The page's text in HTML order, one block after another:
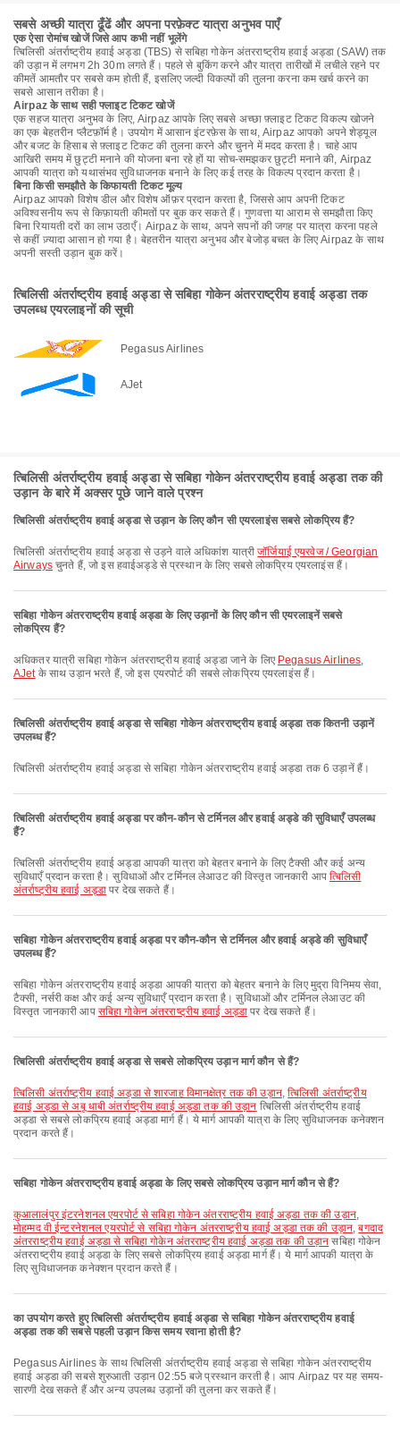
सबसे अच्छी यात्रा ढूँढें और अपना परफ़ेक्ट यात्रा अनुभव पाएँ
एक ऐसा रोमांच खोजें जिसे आप कभी नहीं भूलेंगे
त्बिलिसी अंतर्राष्ट्रीय हवाई अड्डा (TBS) से सबिहा गोकेन अंतरराष्ट्रीय हवाई अड्डा (SAW) तक
की उड़ान में लगभग 2h 30m लगते हैं। पहले से बुकिंग करने और यात्रा तारीखों में लचीले रहने पर
कीमतें आमतौर पर सबसे कम होती हैं, इसलिए जल्दी विकल्पों की तुलना करना कम खर्च करने का
सबसे आसान तरीका है।
Airpaz के साथ सही फ्लाइट टिकट खोजें
एक सहज यात्रा अनुभव के लिए, Airpaz आपके लिए सबसे अच्छा फ़्लाइट टिकट विकल्प खोजने
का एक बेहतरीन प्लैटफ़ॉर्म है। उपयोग में आसान इंटरफ़ेस के साथ, Airpaz आपको अपने शेड्यूल
और बजट के हिसाब से फ़्लाइट टिकट की तुलना करने और चुनने में मदद करता है। चाहे आप
आखिरी समय में छुट्टी मनाने की योजना बना रहे हों या सोच-समझकर छुट्टी मनाने की, Airpaz
आपकी यात्रा को यथासंभव सुविधाजनक बनाने के लिए कई तरह के विकल्प प्रदान करता है।
बिना किसी समझौते के किफायती टिकट मूल्य
Airpaz आपको विशेष डील और विशेष ऑफ़र प्रदान करता है, जिससे आप अपनी टिकट
अविश्वसनीय रूप से किफ़ायती कीमतों पर बुक कर सकते हैं। गुणवत्ता या आराम से समझौता किए
बिना रियायती दरों का लाभ उठाएँ। Airpaz के साथ, अपने सपनों की जगह पर यात्रा करना पहले
से कहीं ज़्यादा आसान हो गया है। बेहतरीन यात्रा अनुभव और बेजोड़ बचत के लिए Airpaz के साथ
अपनी सस्ती उड़ान बुक करें।
त्बिलिसी अंतर्राष्ट्रीय हवाई अड्डा से सबिहा गोकेन अंतरराष्ट्रीय हवाई अड्डा तक
उपलब्ध एयरलाइनों की सूची
Pegasus Airlines
AJet
त्बिलिसी अंतर्राष्ट्रीय हवाई अड्डा से सबिहा गोकेन अंतरराष्ट्रीय हवाई अड्डा तक की
उड़ान के बारे में अक्सर पूछे जाने वाले प्रश्न
त्बिलिसी अंतर्राष्ट्रीय हवाई अड्डा से उड़ान के लिए कौन सी एयरलाइंस सबसे लोकप्रिय हैं?
त्बिलिसी अंतर्राष्ट्रीय हवाई अड्डा से उड़ने वाले अधिकांश यात्रीजॉर्जियाई एयरवेज / Georgian
Airwaysचुनते हैं, जो इस हवाईअड्डे से प्रस्थान के लिए सबसे लोकप्रिय एयरलाइंस हैं।
सबिहा गोकेन अंतरराष्ट्रीय हवाई अड्डा के लिए उड़ानों के लिए कौन सी एयरलाइनें सबसे
लोकप्रिय हैं?
अधिकतर यात्री सबिहा गोकेन अंतरराष्ट्रीय हवाई अड्डा जाने के लिए Pegasus Airlines,
AJetके साथ उड़ान भरते हैं, जो इस एयरपोर्ट की सबसे लोकप्रिय एयरलाइंस हैं।
त्बिलिसी अंतर्राष्ट्रीय हवाई अड्डा से सबिहा गोकेन अंतरराष्ट्रीय हवाई अड्डा तक कितनी उड़ानें
उपलब्ध हैं?
त्बिलिसी अंतर्राष्ट्रीय हवाई अड्डा से सबिहा गोकेन अंतरराष्ट्रीय हवाई अड्डा तक 6 उड़ानें हैं।
त्बिलिसी अंतर्राष्ट्रीय हवाई अड्डा पर कौन-कौन से टर्मिनल और हवाई अड्डे की सुविधाएँ उपलब्ध
हैं?
त्बिलिसी अंतर्राष्ट्रीय हवाई अड्डा आपकी यात्रा को बेहतर बनाने के लिए टैक्सी और कई अन्य
सुविधाएँ प्रदान करता है। सुविधाओं और टर्मिनल लेआउट की विस्तृत जानकारी आपत्बिलिसी
अंतर्राष्ट्रीय हवाई अड्डा पर देख सकते हैं।
सबिहा गोकेन अंतरराष्ट्रीय हवाई अड्डा पर कौन-कौन से टर्मिनल और हवाई अड्डे की सुविधाएँ
उपलब्ध हैं?
सबिहा गोकेन अंतरराष्ट्रीय हवाई अड्डा आपकी यात्रा को बेहतर बनाने के लिए मुद्रा विनिमय सेवा,
टैक्सी, नर्सरी कक्ष और कई अन्य सुविधाएँ प्रदान करता है। सुविधाओं और टर्मिनल लेआउट की
विस्तृत जानकारी आप सबिहा गोकेन अंतरराष्ट्रीय हवाई अड्डा पर देख सकते हैं।
त्बिलिसी अंतर्राष्ट्रीय हवाई अड्डा से सबसे लोकप्रिय उड़ान मार्ग कौन से हैं?
त्बिलिसी अंतर्राष्ट्रीय हवाई अड्डा से शारजाह विमानक्षेत्र तक की उड़ान,त्बिलिसी अंतर्राष्ट्रीय
हवाई अड्डा से अबू धाबी अंतर्राष्ट्रीय हवाई अड्डा तक की उड़ान त्बिलिसी अंतर्राष्ट्रीय हवाई
अड्डा से सबसे लोकप्रिय हवाई अड्डा मार्ग हैं। ये मार्ग आपकी यात्रा के लिए सुविधाजनक कनेक्शन
प्रदान करते हैं।
सबिहा गोकेन अंतरराष्ट्रीय हवाई अड्डा के लिए सबसे लोकप्रिय उड़ान मार्ग कौन से हैं?
कुआलालंपुर इंटरनेशनल एयरपोर्ट से सबिहा गोकेन अंतरराष्ट्रीय हवाई अड्डा तक की उड़ान,
मोहम्मद वी ईन्टरनेशनल एयरपोर्ट से सबिहा गोकेन अंतरराष्ट्रीय हवाई अड्डा तक की उड़ान,बगदाद
अंतरराष्ट्रीय हवाई अड्डा से सबिहा गोकेन अंतरराष्ट्रीय हवाई अड्डा तक की उड़ान सबिहा गोकेन
अंतरराष्ट्रीय हवाई अड्डा के लिए सबसे लोकप्रिय हवाई अड्डा मार्ग हैं। ये मार्ग आपकी यात्रा के
लिए सुविधाजनक कनेक्शन प्रदान करते हैं।
का उपयोग करते हुए त्बिलिसी अंतर्राष्ट्रीय हवाई अड्डा से सबिहा गोकेन अंतरराष्ट्रीय हवाई
अड्डा तक की सबसे पहली उड़ान किस समय रवाना होती है?
Pegasus Airlines के साथ त्बिलिसी अंतर्राष्ट्रीय हवाई अड्डा से सबिहा गोकेन अंतरराष्ट्रीय
हवाई अड्डा की सबसे शुरुआती उड़ान 02:55 बजे प्रस्थान करती है। आप Airpaz पर यह समय-
सारणी देख सकते हैं और अन्य उपलब्ध उड़ानों की तुलना कर सकते हैं।